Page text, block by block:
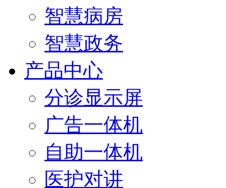
智慧病房
智慧政务
产品中心
分诊显示屏
广告一体机
自助一体机
医护对讲